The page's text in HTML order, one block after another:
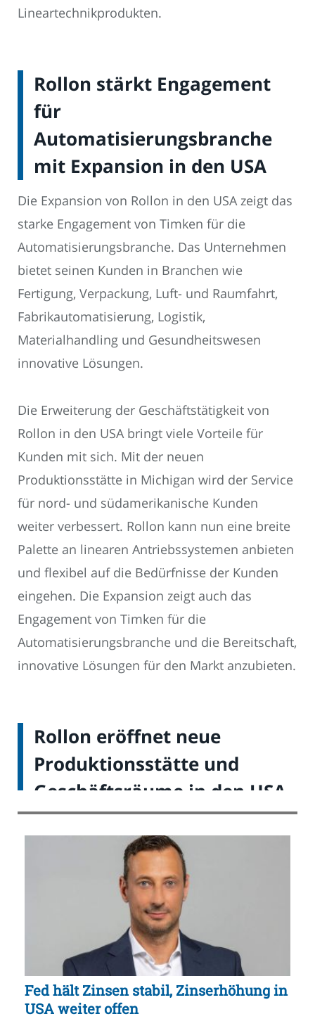
Lineartechnikprodukten.
Rollon stärkt Engagement
für
Automatisierungsbranche
mit Expansion in den USA
Die Expansion von Rollon in den USA zeigt das
starke Engagement von Timken für die
Automatisierungsbranche. Das Unternehmen
bietet seinen Kunden in Branchen wie
Fertigung, Verpackung, Luft- und Raumfahrt,
Fabrikautomatisierung, Logistik,
Materialhandling und Gesundheitswesen
innovative Lösungen.
Die Erweiterung der Geschäftstätigkeit von
Rollon in den USA bringt viele Vorteile für
Kunden mit sich. Mit der neuen
Produktionsstätte in Michigan wird der Service
für nord- und südamerikanische Kunden
weiter verbessert. Rollon kann nun eine breite
Palette an linearen Antriebssystemen anbieten
und flexibel auf die Bedürfnisse der Kunden
eingehen. Die Expansion zeigt auch das
Engagement von Timken für die
Automatisierungsbranche und die Bereitschaft,
innovative Lösungen für den Markt anzubieten.
Rollon eröffnet neue
Produktionsstätte und
Geschäftsräume in den USA
Fed hält Zinsen stabil, Zinserhöhung in
USA weiter offen